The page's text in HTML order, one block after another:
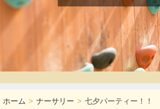
ホーム ナーサリー 七夕パーティー！！